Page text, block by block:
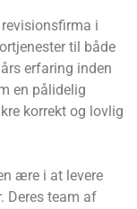
i
til både
erfaring inden
en pålidelig
korrekt og lovlig
ære i at levere
Deres team af